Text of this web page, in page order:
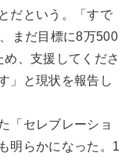
だという。「すで
まだ目標に8万500
、支援してくださ
」と現状を報告し
「セレブレーショ
明らかになった。1